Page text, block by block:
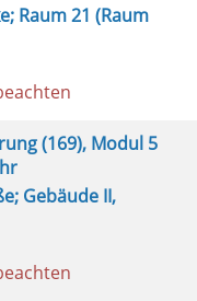
Raum 21 (Raum
(169), Modul 5
Gebäude II,